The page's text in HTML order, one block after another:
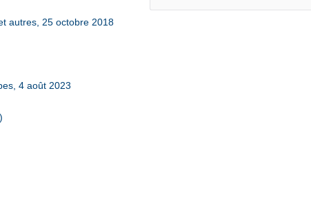
autres, 25 octobre 2018
4 août 2023